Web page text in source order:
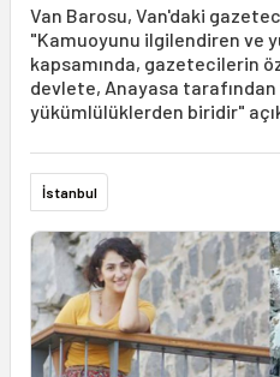
Van Barosu, Van'daki
"Kamuoyunu ilgilendiren ve
kapsamında, gazetecilerin
devlete, Anayasa
yükümlülüklerden biridir"
İstanbul